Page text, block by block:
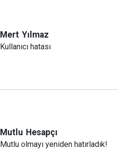
Mert Yılmaz
Kullanıcı hatası
Mutlu Hesapçı
Mutlu olmayı yeniden hatırladık!